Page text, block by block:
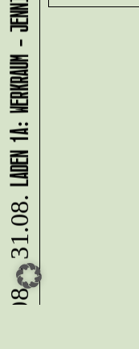
10.08. - 31.08.